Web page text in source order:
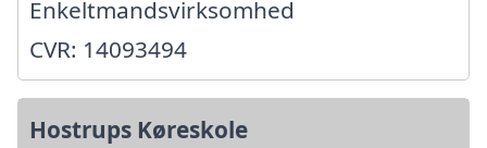
Enkeltmandsvirksomhed
CVR: 14093494
Hostrups Køreskole